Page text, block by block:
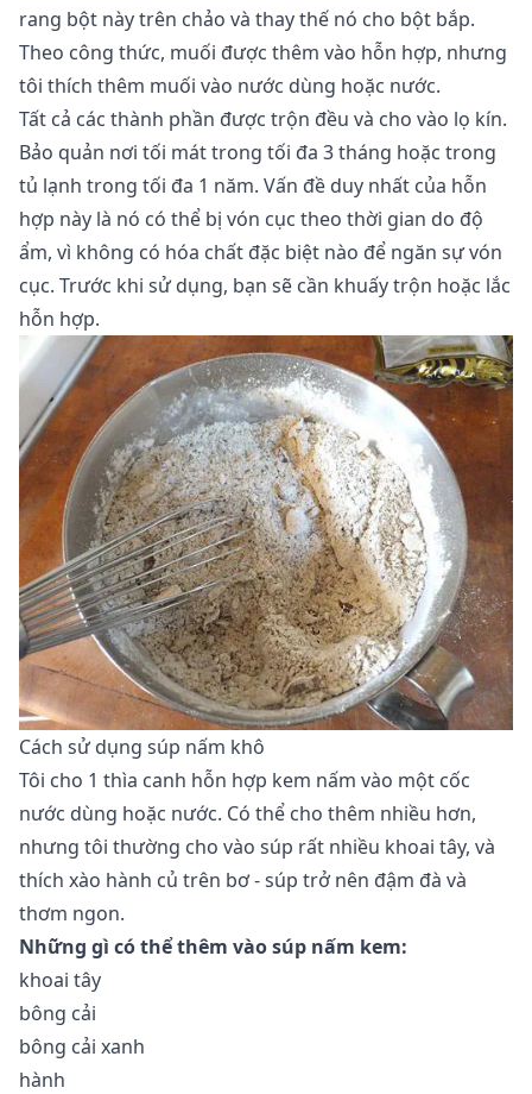
rang bột này trên chảo và thay thế nó cho bột bắp.
Theo công thức, muối được thêm vào hỗn hợp, nhưng
tôi thích thêm muối vào nước dùng hoặc nước.
Tất cả các thành phần được trộn đều và cho vào lọ kín.
Bảo quản nơi tối mát trong tối đa 3 tháng hoặc trong
tủ lạnh trong tối đa 1 năm. Vấn đề duy nhất của hỗn
hợp này là nó có thể bị vón cục theo thời gian do độ
ẩm, vì không có hóa chất đặc biệt nào để ngăn sự vón
cục. Trước khi sử dụng, bạn sẽ cần khuấy trộn hoặc lắc
hỗn hợp.
Cách sử dụng súp nấm khô
Tôi cho 1 thìa canh hỗn hợp kem nấm vào một cốc
nước dùng hoặc nước. Có thể cho thêm nhiều hơn,
nhưng tôi thường cho vào súp rất nhiều khoai tây, và
thích xào hành củ trên bơ - súp trở nên đậm đà và
thơm ngon.
Những gì có thể thêm vào súp nấm kem:
khoai tây
bông cải
bông cải xanh
hành